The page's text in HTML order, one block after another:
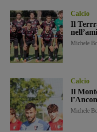
Calcio
Il
Michele
Calcio
Il
Michele